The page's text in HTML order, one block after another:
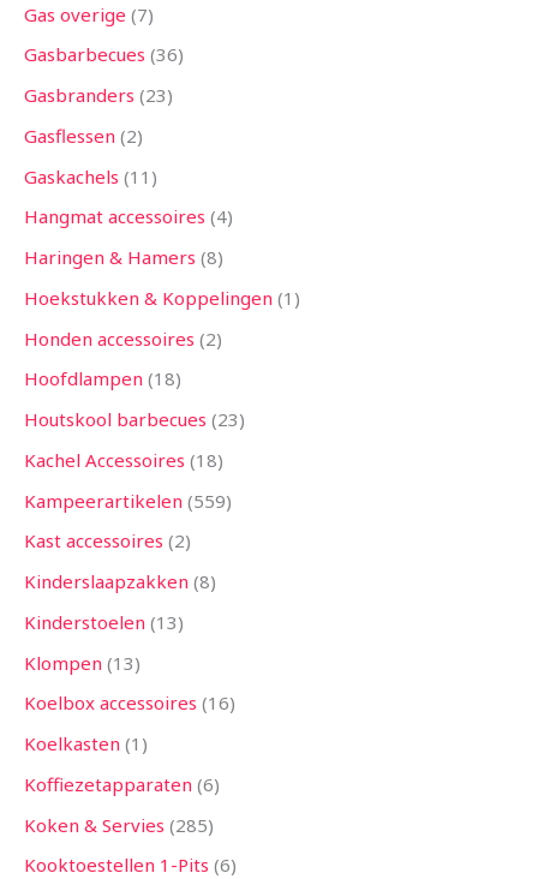
Gas overige 7
Gasbarbecues 36
Gasbranders 23
Gasflessen 2
Gaskachels 11
Hangmat accessoires 4
Haringen & Hamers 8
Hoekstukken & Koppelingen 1
Honden accessoires 2
Hoofdlampen 18
Houtskool barbecues 23
Kachel Accessoires 18
Kampeerartikelen 559
Kast accessoires 2
Kinderslaapzakken 8
Kinderstoelen 13
Klompen 13
Koelbox accessoires 16
Koelkasten 1
Koffiezetapparaten 6
Koken & Servies 285
Kooktoestellen 1-Pits 6